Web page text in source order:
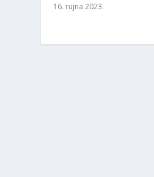
16. rujna 2023.